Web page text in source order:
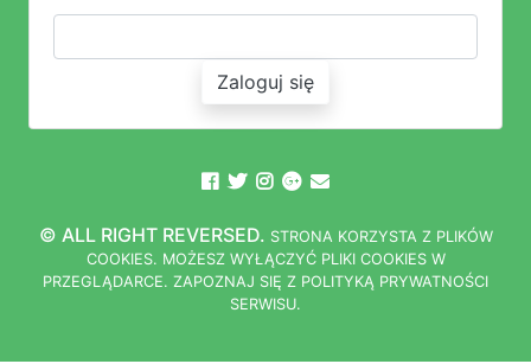
Zaloguj się
© ALL RIGHT REVERSED. STRONA KORZYSTA Z PLIKÓW
COOKIES. MOŻESZ WYŁ ĄCZYĆ PL IKI COOKIES W
PRZEGLĄDARCE. ZAPOZNAJ SIĘ Z POLITYKĄ PRYWATNOŚCI
SERWISU.